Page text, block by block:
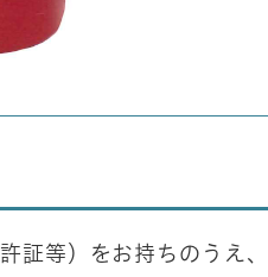
証等）をお持ちのうえ